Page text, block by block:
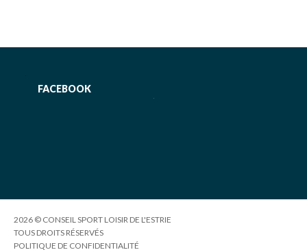
FACEBOOK
2026 © CONSEIL SPORT LOISIR DE L'ESTRIE
TOUS DROITS RÉSERVÉS
POLITIQUE DE CONFIDENTIALITÉ